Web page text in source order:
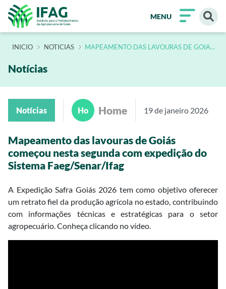
MENU
INÍCIO NOTICIAS MAPEAMENTO DAS LAVOURAS DE GOIAS
Notícias
Notícias Ho Home 19 de janeiro 2026
Mapeamento das lavouras de Goiás
começou nesta segunda com expedição do
Sistema Faeg/Senar/Ifag
A Expedição Safra Goiás 2026 tem como objetivo oferecer
um retrato fiel da produção agrícola no estado, contribuindo
com informações técnicas e estratégicas para o setor
agropecuário. Conheça clicando no vídeo.